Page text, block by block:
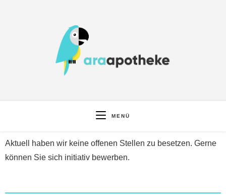
MENÜ
Aktuell haben wir keine offenen Stellen zu besetzen. Gerne
können Sie sich initiativ bewerben.